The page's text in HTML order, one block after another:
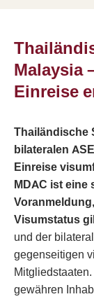
Malaysia
Einreise
Thailändische
bilateralen
Einreise
MDAC ist
Visumstatus
und der
gegenseitigen
gewähren